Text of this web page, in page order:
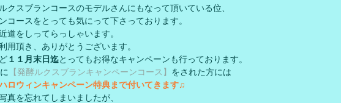
クスブランコースのモデルさんにもなって頂いている位、
コースをとっても気にって下さっております。
道をしってらっしゃいます。
用頂き、ありがとうございます。
１１月末日迄とってもお得なキャンペーンも行っております。
【発酵ルクスブランキャンペーンコース】 をされた方には
ロウィンキャンペーン特典まで付いてきます♫
真を忘れてしまいましたが、